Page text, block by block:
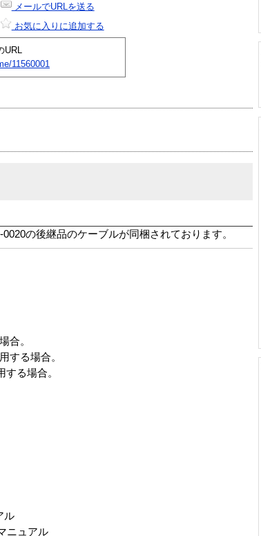
メールでURLを送る
お気に入りに追加する
11560001
0020の後継品のケーブルが同梱されております。
合。
する場合。
る場合。
ル
ニュアル